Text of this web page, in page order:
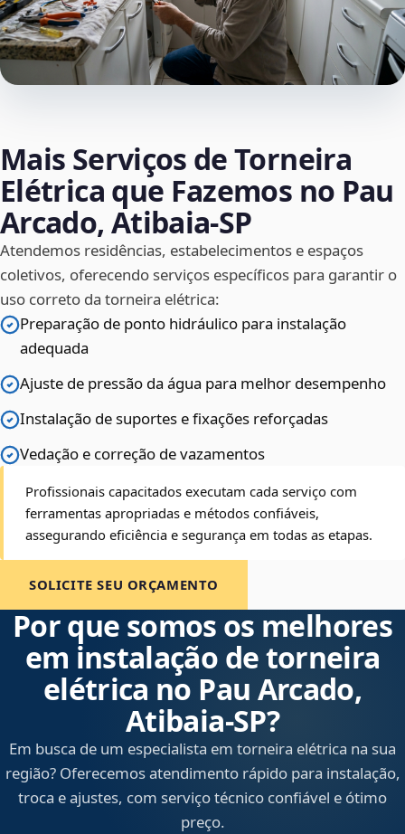
Mais Serviços de Torneira
Elétrica que Fazemos no Pau
Arcado, Atibaia‑SP
Atendemos residências, estabelecimentos e espaços
coletivos, oferecendo serviços específicos para garantir o
uso correto da torneira elétrica:
Preparação de ponto hidráulico para instalação
adequada
Ajuste de pressão da água para melhor desempenho
Instalação de suportes e fixações reforçadas
Vedação e correção de vazamentos
Profissionais capacitados executam cada serviço com
ferramentas apropriadas e métodos confiáveis,
assegurando eficiência e segurança em todas as etapas.
SOLICITE SEU ORÇAMENTO
Por que somos os melhores
em instalação de torneira
elétrica no Pau Arcado,
Atibaia‑SP?
Em busca de um especialista em torneira elétrica na sua
região? Oferecemos atendimento rápido para instalação,
troca e ajustes, com serviço técnico confiável e ótimo
preço.